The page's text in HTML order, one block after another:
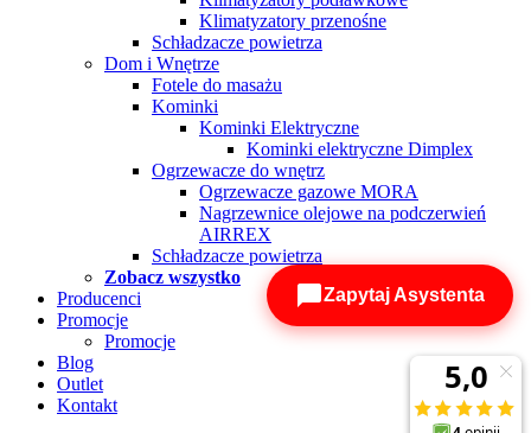
Klimatyzatory przenośne
Schładzacze powietrza
Dom i Wnętrze
Fotele do masażu
Kominki
Kominki Elektryczne
Kominki elektryczne Dimplex
Ogrzewacze do wnętrz
Ogrzewacze gazowe MORA
Nagrzewnice olejowe na podczerwień
AIRREX
Schładzacze powietrza
Zobacz wszystko
Producenci
Promocje
Promocje
Blog
Outlet
Kontakt
Zapytaj Asystenta